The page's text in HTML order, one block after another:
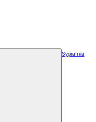
Sypialnia